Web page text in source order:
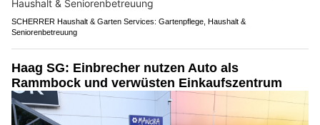
SCHERRER Haushalt & Garten Services: Gartenpflege, Haushalt &
Seniorenbetreuung
Haag SG: Einbrecher nutzen Auto als
Rammbock und verwüsten Einkaufszentrum